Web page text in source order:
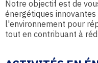
Notre objectif est de
énergétiques
l'environnement pour
tout en contribuant à